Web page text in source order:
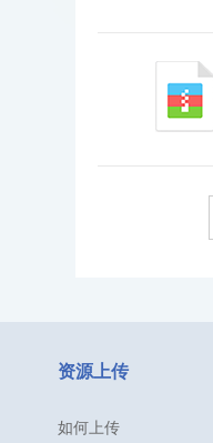
资源上传
如何上传